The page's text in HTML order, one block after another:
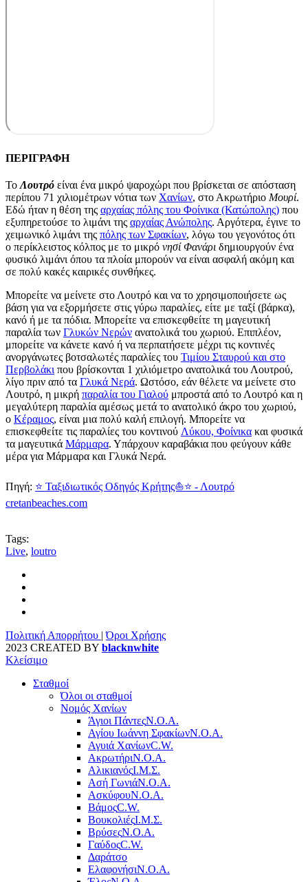
ΠΕΡΙΓΡΑΦΗ
Το Λουτρό είναι ένα μικρό ψαροχώρι που βρίσκεται σε απόσταση
περίπου 71 χιλιομέτρων νότια των Χανίων, στο Ακρωτήριο Μουρί.
Εδώ ήταν η θέση της αρχαίας πόλης του Φοίνικα (Κατώπολης) που
εξυπηρετούσε το λιμάνι της αρχαίας Ανώπολης. Αργότερα, έγινε το
χειμωνικό λιμάνι της πόλης των Σφακίων, λόγω του γεγονότος ότι
ο περίκλειστος κόλπος με το μικρό νησί Φανάρι δημιουργούν ένα
φυσικό λιμάνι όπου τα πλοία μπορούν να είναι ασφαλή ακόμη και
σε πολύ κακές καιρικές συνθήκες.
Μπορείτε να μείνετε στο Λουτρό και να το χρησιμοποιήσετε ως
βάση για να εξορμήσετε στις γύρω παραλίες, είτε με ταξί (βάρκα),
κανό ή με τα πόδια. Μπορείτε να επισκεφθείτε τη μαγευτική
παραλία των Γλυκών Νερών ανατολικά του χωριού. Επιπλέον,
μπορείτε να κάνετε κανό ή να περπατήσετε μέχρι τις κοντινές
ανοργάνωτες βοτσαλωτές παραλίες του Τιμίου Σταυρού και στο
Περβολάκι που βρίσκονται 1 χιλιόμετρο ανατολικά του Λουτρού,
λίγο πριν από τα Γλυκά Νερά. Ωστόσο, εάν θέλετε να μείνετε στο
Λουτρό, η μικρή παραλία του Γιαλού μπροστά από το Λουτρό και η
μεγαλύτερη παραλία αμέσως μετά το ανατολικό άκρο του χωριού,
ο Κέραμος, είναι μια πολύ καλή επιλογή. Μπορείτε να
επισκεφθείτε τις παραλίες του κοντινού Λύκου, Φοίνικα και φυσικά
τα μαγευτικά Μάρμαρα. Υπάρχουν καραβάκια που φεύγουν κάθε
μέρα για Μάρμαρα και Γλυκά Νερά.
Πηγή: ⭐ Ταξιδιωτικός Οδηγός Κρήτης⛵⭐ - Λουτρό
cretanbeaches.com
Tags:
Live, loutro
Πολιτική Απορρήτου |Όροι Χρήσης
2023 CREATED BY blacknwhite
Κλείσιμο
Σταθμοί
Όλοι οι σταθμοί
Νομός Χανίων
Άγιοι ΠάντεςΝ.Ο.Α.
Αγίου Ιωάννη ΣφακίωνΝ.Ο.Α.
Αγυιά ΧανίωνC.W.
ΑκρωτήριΝ.Ο.Α.
ΑλικιανόςΙ.Μ.Σ.
Ασή ΓωνιάΝ.Ο.Α.
ΑσκύφουΝ.Ο.Α.
ΒάμοςC.W.
ΒουκολιέςΙ.Μ.Σ.
ΒρύσεςΝ.Ο.Α.
ΓαύδοςC.W.
Δαράτσο
ΕλαφονήσιΝ.Ο.Α.